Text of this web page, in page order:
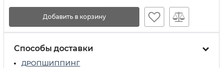
Добавить в корзину
Способы доставки
ДРОПШИППИНГ